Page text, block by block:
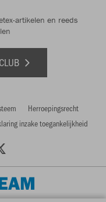
artikelen en reeds
Herroepingsrecht
inzake toegankelijkheid